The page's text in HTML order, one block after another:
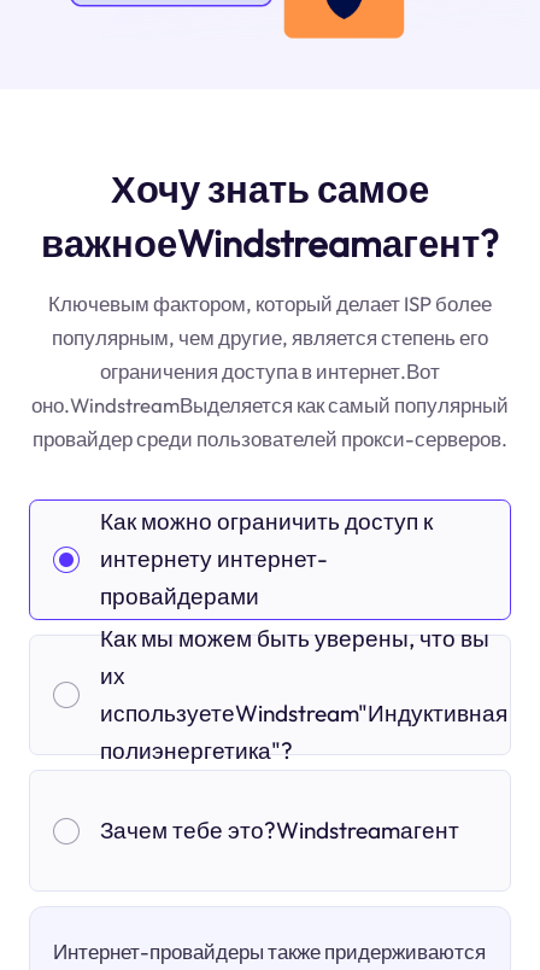
Хочу знать самое
важноеWindstreamагент?
Ключевым фактором, который делает ISP более
популярным, чем другие, является степень его
ограничения доступа в интернет.Вот
оно.WindstreamВыделяется как самый популярный
провайдер среди пользователей прокси-серверов.
Как можно ограничить доступ к
интернету интернет-
провайдерами
Как мы можем быть уверены, что вы
их
используетеWindstream"Индуктивная
полиэнергетика"?
Зачем тебе это?Windstreamагент
Интернет-провайдеры также придерживаются